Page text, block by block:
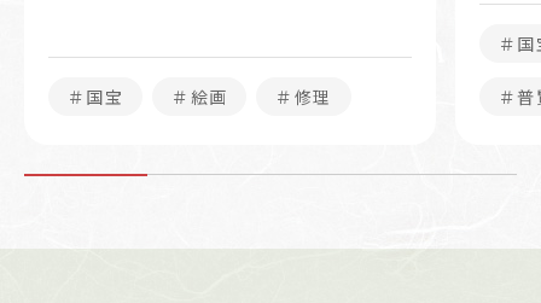
＃国宝 ＃絵画 ＃修理
＃国
＃